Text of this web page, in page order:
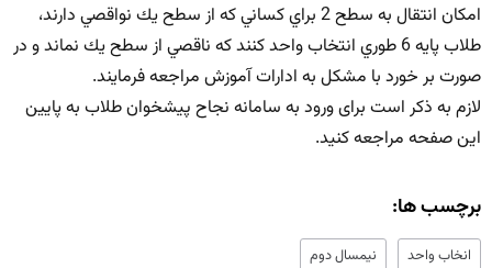
امكان انتقال به سطح 2 براي كساني كه از سطح يك نواقصي دارند،
طلاب پايه 6 طوري انتخاب واحد كنند كه ناقصي از سطح يك نماند و در
صورت بر خورد با مشكل به ادارات آموزش مراجعه فرمايند.
لازم به ذکر است برای ورود به سامانه نجاح پیشخوان طلاب به پایین
این صفحه مراجعه کنید.
برچسب ها:
انخاب واحد نیمسال دوم